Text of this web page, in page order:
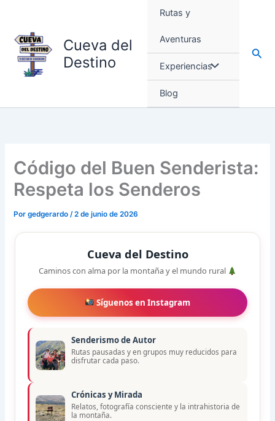
contenido
Cueva del
Destino
Rutas y
Aventuras
Experiencias
Blog
Código del Buen Senderista:
Respeta los Senderos
Porgedgerardo/2 de junio de 2026
Cueva del Destino
Caminos con alma por la montaña y el mundo rural
Síguenos en Instagram
Senderismo de Autor
Rutas pausadas y en grupos muy reducidos para
disfrutar cada paso.
Crónicas y Mirada
Relatos, fotografía consciente y la intrahistoria de
la montaña.